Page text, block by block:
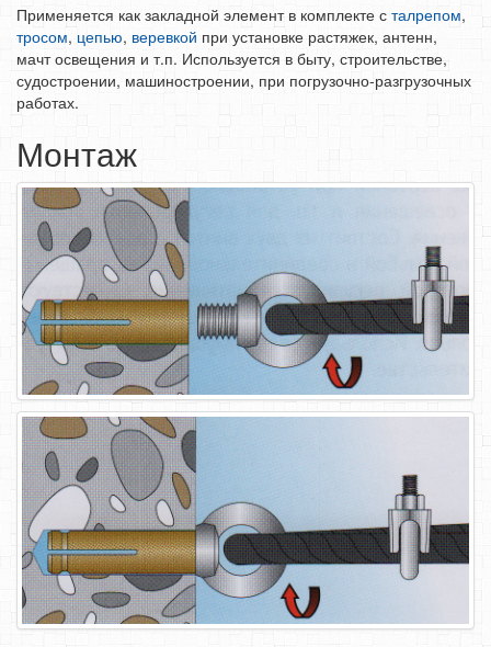
Применяется как закладной элемент в комплекте с талрепом,
тросом, цепью, веревкой при установке растяжек, антенн,
мачт освещения и т.п. Использу­ется в быту, строительстве,
судостроении, машино­строении, при погрузочно-разгрузочных
работах.
Монтаж